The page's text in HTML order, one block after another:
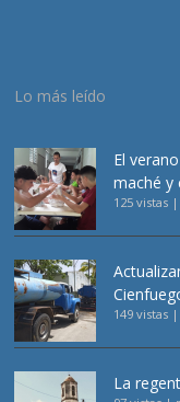
Lo más leído
El
maché y
125 vistas |
149 vistas |
La